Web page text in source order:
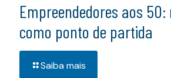
Empreendedores aos
como ponto de partida
Saiba mais